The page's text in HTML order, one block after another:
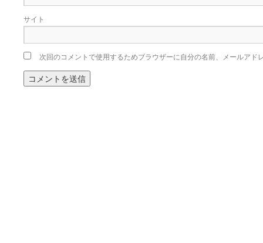
サイト
次回のコメントで使用するためブラウザーに自分の名前、メールアド